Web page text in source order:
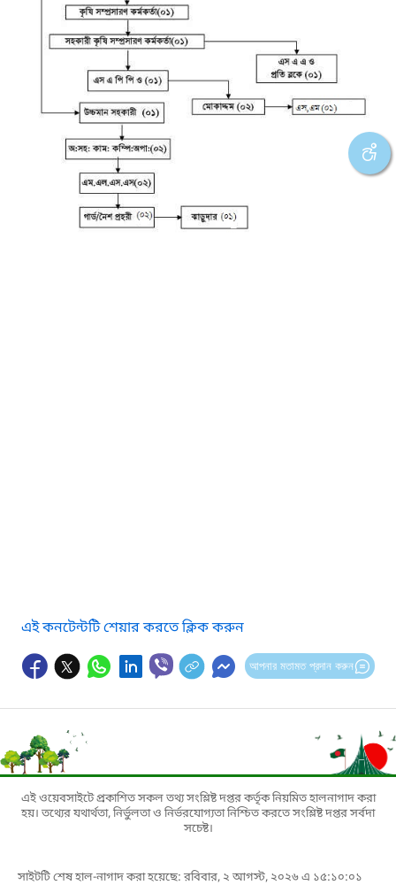
এই কনটেন্টটি শেয়ার করতে ক্লিক করুন
আপনার মতামত প্রদান করুন
এই ওয়েবসাইটে প্রকাশিত সকল তথ্য সংশ্লিষ্ট দপ্তর কর্তৃক নিয়মিত হালনাগাদ করা
হয়। তথ্যের যথার্থতা, নির্ভুলতা ও নির্ভরযোগ্যতা নিশ্চিত করতে সংশ্লিষ্ট দপ্তর সর্বদা
সচেষ্ট।
সাইটটি শেষ হাল-নাগাদ করা হয়েছে: রবিবার, ২ আগস্ট, ২০২৬ এ ১৫:১০:০১